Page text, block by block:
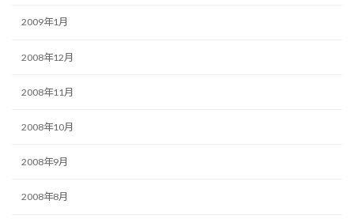
2009年1月
2008年12月
2008年11月
2008年10月
2008年9月
2008年8月